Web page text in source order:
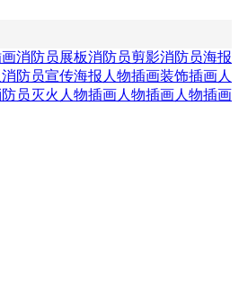
消防员展板消防员剪影消防员海报
消防员宣传海报 人物插画装饰插画人
员灭火 人物插画人物插画人物插画